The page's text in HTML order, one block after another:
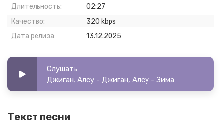
Длительность:
02:27
Качество:
320 kbps
Дата релиза:
13.12.2025
Слушать
Джиган, Алсу - Джиган, Алсу - Зима
Текст песни